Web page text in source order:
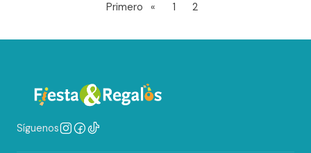
Primero « 1 2
Síguenos